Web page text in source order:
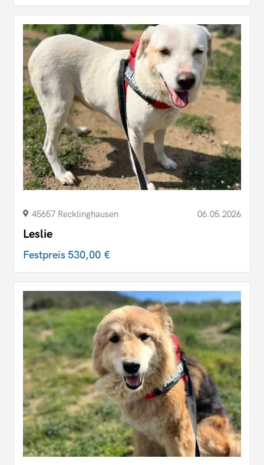
45657 Recklinghausen 06.05.2026
Leslie
Festpreis530,00 €